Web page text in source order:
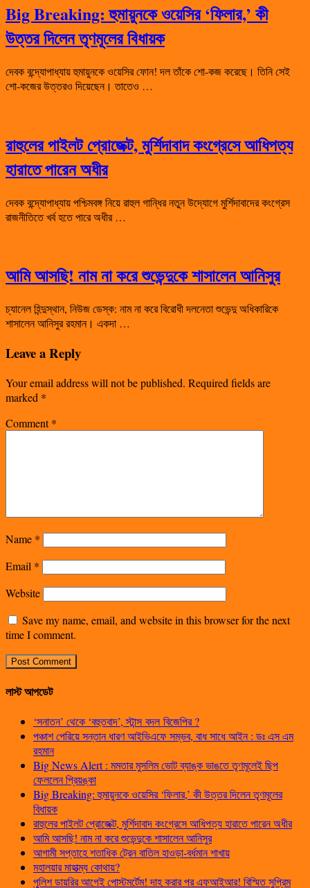
Big Breaking: হুমায়ুনকে ওয়েসির ‘ফিলার,’ কী
উত্তর দিলেন তৃণমূলের বিধায়ক
দেবক বন্দ্যোপাধ্যায় হুমায়ুনকে ওয়েসির ফোন! দল তাঁকে শো-কজ করেছে। তিনি সেই
শো-কজের উত্তরও দিয়েছেন। তাতেও …
রাহুলের পাইলট প্রোজেক্ট, মুর্শিদাবাদ কংগ্রেসে আধিপত্য
হারাতে পারেন অধীর
দেবক বন্দ্যোপাধ্যায় পশ্চিমবঙ্গ নিয়ে রাহুল গান্ধির নতুন উদ্যোগে মুর্শিদাবাদের কংগ্রেস
রাজনীতিতে খর্ব হতে পারে অধীর …
আমি আসছি! নাম না করে শুভেন্দুকে শাসালেন আনিসুর
চ্যানেল হিন্দুস্থান, নিউজ ডেস্ক: নাম না করে বিরোধী দলনেতা শুভেন্দু অধিকারিকে
শাসালেন আনিসুর রহমান। একদা …
Leave a Reply
Your email address will not be published. Required fields are
marked *
Comment*
Name *
Email *
Website
Save my name, email, and website in this browser for the next
time I comment.
লাস্ট আপডেট
‘সনাতন’ থেকে ‘বহুতবাদ’, স্টান্স বদল বিজেপির ?
পঞ্চাশ পেরিয়ে সন্তান ধারণ আইভিএফে সম্ভব, বাধ সাধে আইন : ডঃ এস এম
রহমান
Big News Alert : মমতার মুসলিম ভোট ব্যাঙ্ক ভাঙতে তৃণমূলেই ছিপ
ফেললেন প্রিয়ঙ্কা
Big Breaking: হুমায়ুনকে ওয়েসির ‘ফিলার,’ কী উত্তর দিলেন তৃণমূলের
বিধায়ক
রাহুলের পাইলট প্রোজেক্ট, মুর্শিদাবাদ কংগ্রেসে আধিপত্য হারাতে পারেন অধীর
আমি আসছি! নাম না করে শুভেন্দুকে শাসালেন আনিসুর
আগামী সপ্তাহে শতাধিক ট্রেন বাতিল হাওড়া-বর্ধমান শাখায়
মহালয়ার মাহাত্ম্য কোথায়?
পুলিশ ডায়রির আগেই পোস্টমর্টেম! দাহ করার পর এফআইআর! বিস্মিত সুপ্রিম